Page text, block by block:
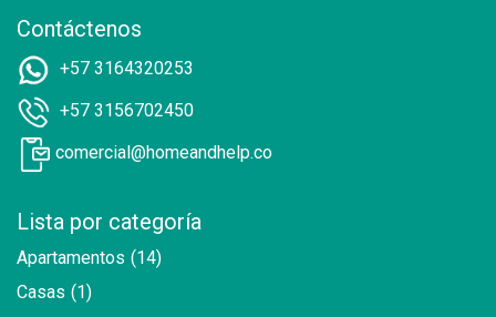
Contáctenos
+57 3164320253
+57 3156702450
comercial@homeandhelp.co
Lista por categoría
Apartamentos (14)
Casas (1)